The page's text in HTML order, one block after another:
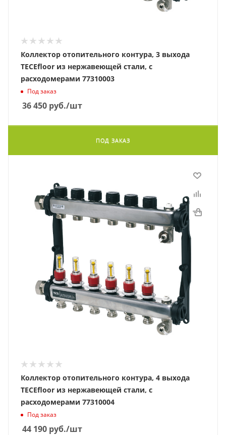
Коллектор отопительного контура, 3 выхода
TECEfloor из нержавеющей стали, с
расходомерами 77310003
Под заказ
36 450 руб./шт
ПОД ЗАКАЗ
Коллектор отопительного контура, 4 выхода
TECEfloor из нержавеющей стали, с
расходомерами 77310004
Под заказ
44 190 руб./шт